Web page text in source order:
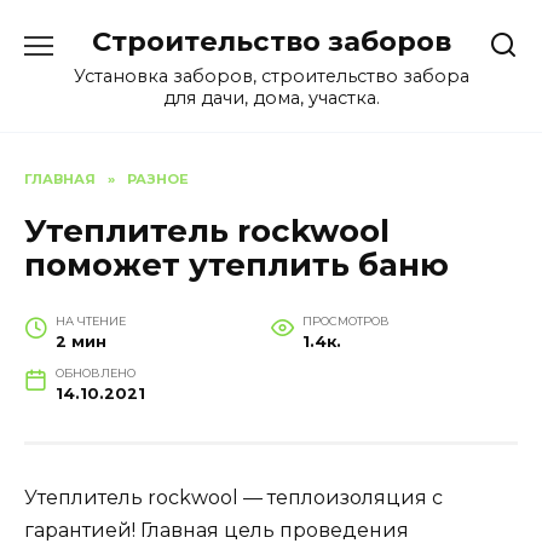
содержанию
Строительство заборов
Установка заборов, строительство забора
для дачи, дома, участка.
ГЛАВНАЯ » РАЗНОЕ
Утеплитель rockwool
поможет утеплить баню
НА ЧТЕНИЕ
2 мин
ПРОСМОТРОВ
1.4к.
ОБНОВЛЕНО
14.10.2021
Утеплитель rockwool — теплоизоляция с
гарантией! Главная цель проведения